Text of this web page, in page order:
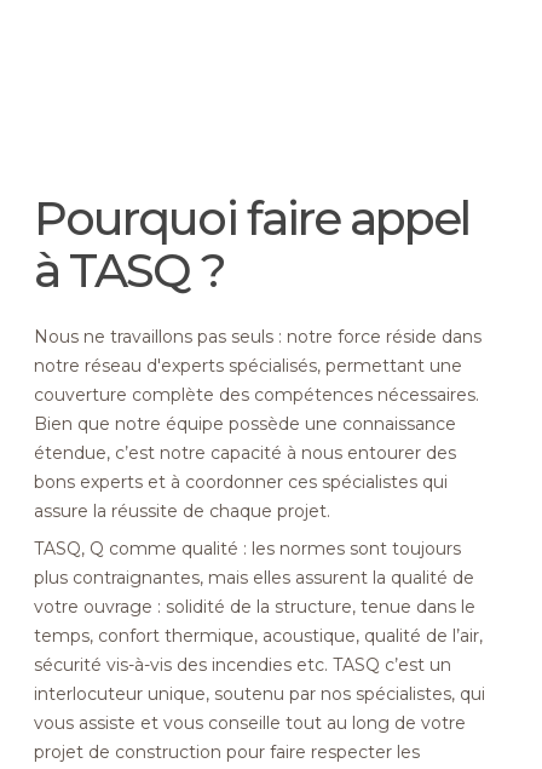
Pourquoi faire appel
à TASQ ?
Nous ne travaillons pas seuls : notre force réside dans
notre réseau d'experts spécialisés, permettant une
couverture complète des compétences nécessaires.
Bien que notre équipe possède une connaissance
étendue, c’est notre capacité à nous entourer des
bons experts et à coordonner ces spécialistes qui
assure la réussite de chaque projet.
TASQ, Q comme qualité : les normes sont toujours
plus contraignantes, mais elles assurent la qualité de
votre ouvrage : solidité de la structure, tenue dans le
temps, confort thermique, acoustique, qualité de l’air,
sécurité vis-à-vis des incendies etc. TASQ c’est un
interlocuteur unique, soutenu par nos spécialistes, qui
vous assiste et vous conseille tout au long de votre
projet de construction pour faire respecter les